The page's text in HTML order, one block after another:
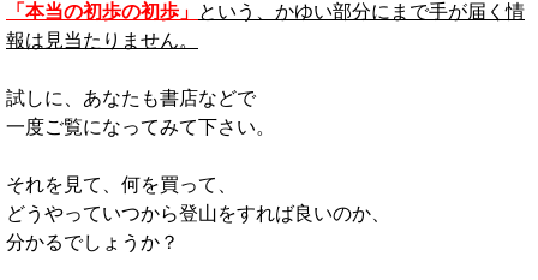
「本当の初歩の初歩」 という、かゆい部分にまで手が届く情
報は見当たりません。
試しに、あなたも書店などで
一度ご覧になってみて下さい。
それを見て、何を買って、
どうやっていつから登山をすれば良いのか、
分かるでしょうか？